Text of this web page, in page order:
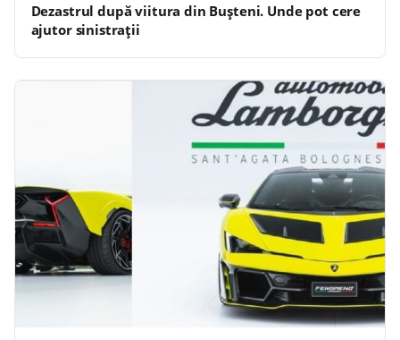
Dezastrul după viitura din Bușteni. Unde pot cere
ajutor sinistrații